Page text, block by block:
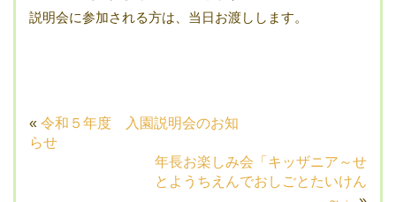
説明会に参加される方は、当日お渡しします。
« 令和５年度 入園説明会のお知
らせ
年長お楽しみ会「キッザニア～せ
とようちえんでおしごとたいけん